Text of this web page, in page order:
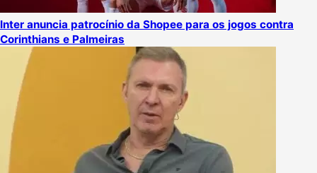
Inter anuncia patrocínio da Shopee para os jogos contra
Corinthians e Palmeiras